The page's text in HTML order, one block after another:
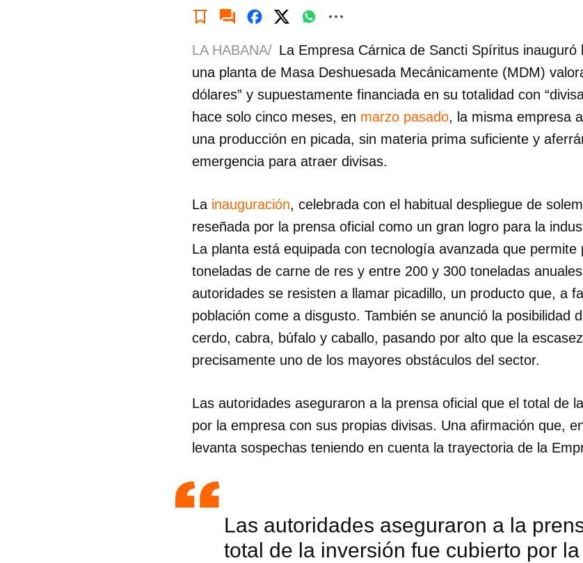
LA HABANA/ La Empresa Cárnica de Sancti Spíritus
una planta de Masa Deshuesada Mecánicamente (MDM)
dólares” y supuestamente financiada en su totalidad con
hace solo cinco meses, en marzo pasado, la misma empresa
una producción en picada, sin materia prima suficiente y
emergencia para atraer divisas.
La inauguración, celebrada con el habitual despliegue de
reseñada por la prensa oficial como un gran logro para la
La planta está equipada con tecnología avanzada que
toneladas de carne de res y entre 200 y 300 toneladas
autoridades se resisten a llamar picadillo, un producto que, a
población come a disgusto. También se anunció la posibilidad
cerdo, cabra, búfalo y caballo, pasando por alto que la
precisamente uno de los mayores obstáculos del sector.
Las autoridades aseguraron a la prensa oficial que el total de
por la empresa con sus propias divisas. Una afirmación que,
levanta sospechas teniendo en cuenta la trayectoria de la
Las autoridades aseguraron a la
total de la inversión fue cubierto por